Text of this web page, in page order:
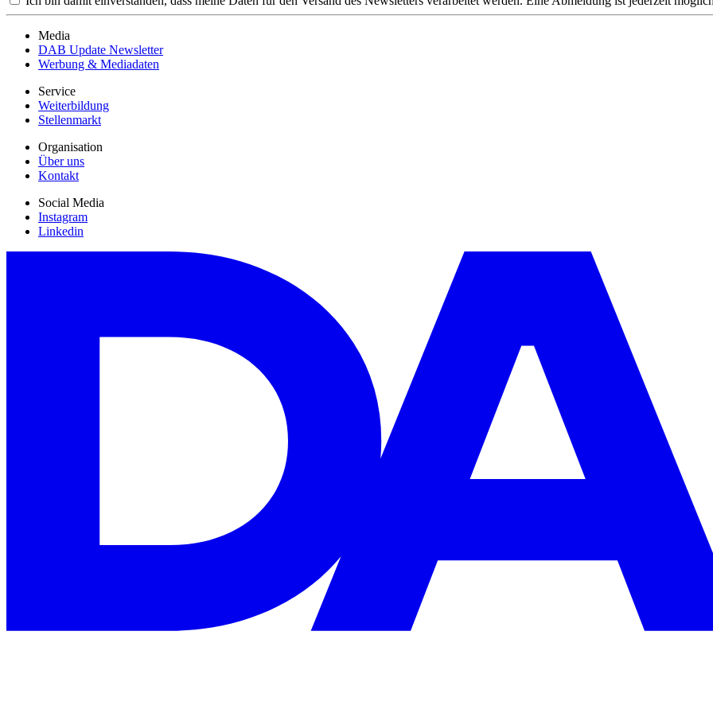
Media
DAB Update Newsletter
Werbung & Mediadaten
Service
Weiterbildung
Stellenmarkt
Organisation
Über uns
Kontakt
Social Media
Instagram
Linkedin